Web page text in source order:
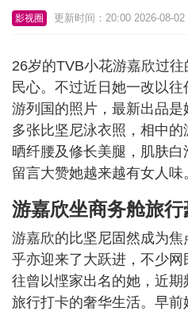
影视圈 更新时间：20:00 2026-08-02
26岁的TVB小花游嘉欣过
民心。不过近日她一改以
游列国的照片，最新出品
多张比坚尼泳衣照，相中
晒纤腰及修长美腿，肌肤
留言大赞她越来越有女人味
游嘉欣坐商务舱旅
游嘉欣的比坚尼固然成为
乎亦迎来了大跃进，不少
往曾以悭家出名的她，近期
旅行打卡的奢华生活。早